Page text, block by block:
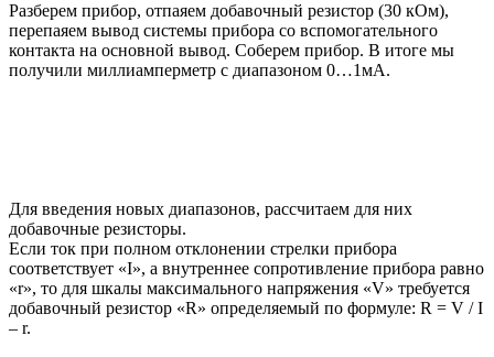
Разберем прибор, отпаяем добавочный резистор (30 кОм),
перепаяем вывод системы прибора со вспомогательного
контакта на основной вывод. Соберем прибор. В итоге мы
получили миллиамперметр с диапазоном 0…1мА.
Для введения новых диапазонов, рассчитаем для них
добавочные резисторы.
Если ток при полном отклонении стрелки прибора
соответствует «I», а внутреннее сопротивление прибора равно
«r», то для шкалы максимального напряжения «V» требуется
добавочный резистор «R» определяемый по формуле: R = V / I
– r.